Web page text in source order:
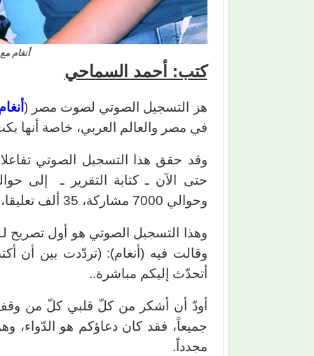
أنغام
كتب: أحمد السماحي
هز التسجيل الصوتي لصوت مصر (
في مصر والعالم العربي، خاصة أنها
وقد حقق هذا التسجيل الصوتي
وحوالي 7000 مشاركة، 35 ألف تعليقا، وأكتر من مائة ألف (لايك).
وهذا التسجيل الصوتي هو أول تصريح
وقالت فيه (أنغام): (تردّدت بين أن
أتحدّث إليكم مباشرة..
أودّ أن أشكر من كلّ قلبي كلّ من
جميعاً، فقد كان دعاؤكم هو الدّواء،
مجدداً.